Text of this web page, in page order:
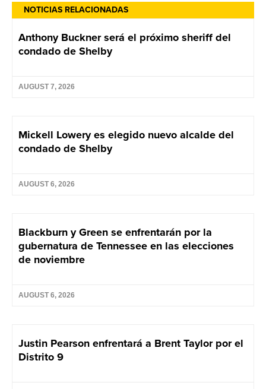
NOTICIAS RELACIONADAS
Anthony Buckner será el próximo sheriff del
condado de Shelby
AUGUST 7, 2026
Mickell Lowery es elegido nuevo alcalde del
condado de Shelby
AUGUST 6, 2026
Blackburn y Green se enfrentarán por la
gubernatura de Tennessee en las elecciones
de noviembre
AUGUST 6, 2026
Justin Pearson enfrentará a Brent Taylor por el
Distrito 9